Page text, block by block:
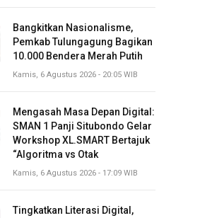
Bangkitkan Nasionalisme,
Pemkab Tulungagung Bagikan
10.000 Bendera Merah Putih
Kamis, 6 Agustus 2026 - 20:05 WIB
Mengasah Masa Depan Digital:
SMAN 1 Panji Situbondo Gelar
Workshop XL.SMART Bertajuk
“Algoritma vs Otak
Kamis, 6 Agustus 2026 - 17:09 WIB
Tingkatkan Literasi Digital,